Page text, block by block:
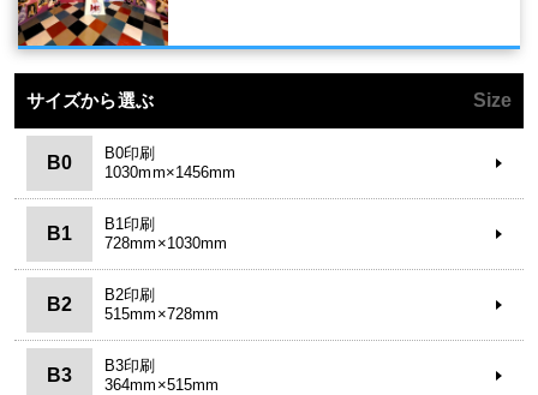
サイズから選ぶ Size
B0
B0印刷
1030mm×1456mm
B1
B1印刷
728mm×1030mm
B2
B2印刷
515mm×728mm
B3
B3印刷
364mm×515mm